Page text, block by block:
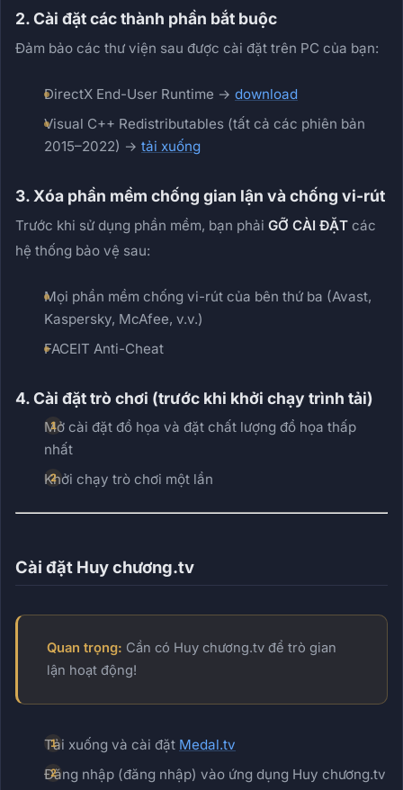
2. Cài đặt các thành phần bắt buộc
Đảm bảo các thư viện sau được cài đặt trên PC của bạn:
DirectX End-User Runtime → download
Visual C++ Redistributables (tất cả các phiên bản
2015–2022) → tải xuống
3. Xóa phần mềm chống gian lận và chống vi-rút
Trước khi sử dụng phần mềm, bạn phải GỠ CÀI ĐẶT các
hệ thống bảo vệ sau:
Mọi phần mềm chống vi-rút của bên thứ ba (Avast,
Kaspersky, McAfee, v.v.)
FACEIT Anti-Cheat
4. Cài đặt trò chơi (trước khi khởi chạy trình tải)
Mở cài đặt đồ họa và đặt chất lượng đồ họa thấp
nhất
Khởi chạy trò chơi một lần
Cài đặt Huy chương.tv
Quan trọng: Cần có Huy chương.tv để trò gian
lận hoạt động!
Tải xuống và cài đặt Medal.tv
Đăng nhập (đăng nhập) vào ứng dụng Huy chương.tv